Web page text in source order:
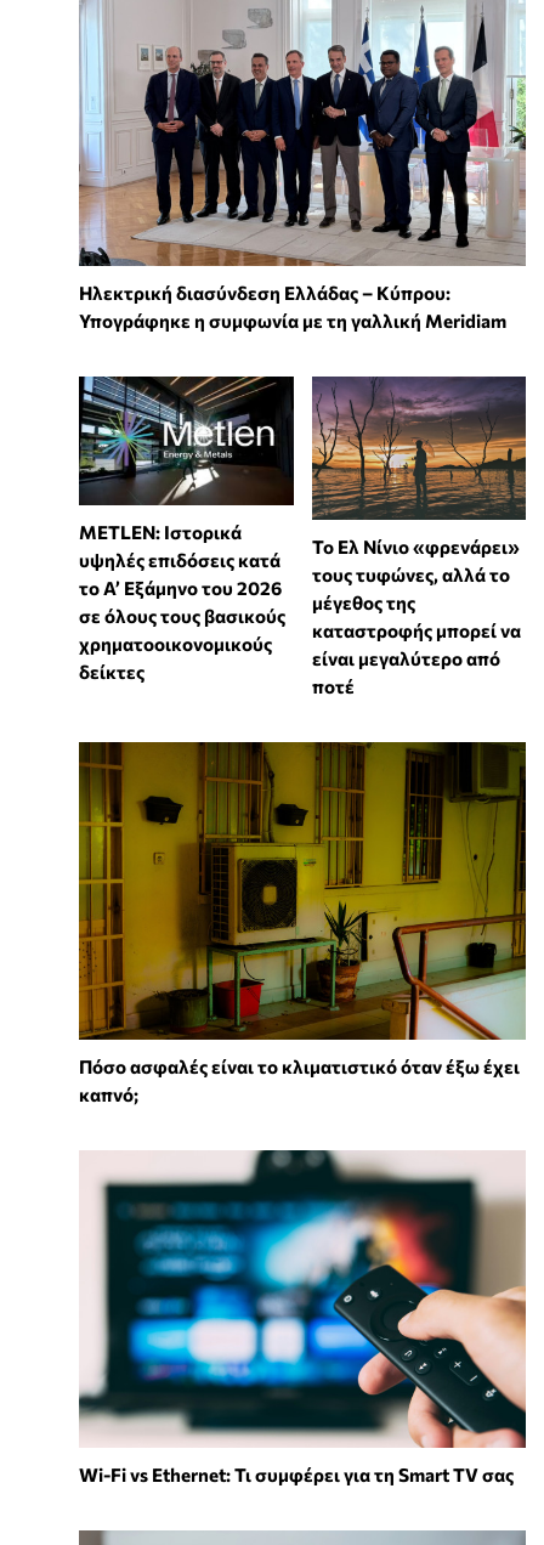
Ηλεκτρική διασύνδεση Ελλάδας – Κύπρου:
Υπογράφηκε η συμφωνία με τη γαλλική Meridiam
METLEN: Ιστορικά
υψηλές επιδόσεις κατά
το Α’ Εξάμηνο του 2026
σε όλους τους βασικούς
χρηματοοικονομικούς
δείκτες
Το Ελ Νίνιο «φρενάρει»
τους τυφώνες, αλλά το
μέγεθος της
καταστροφής μπορεί να
είναι μεγαλύτερο από
ποτέ
Πόσο ασφαλές είναι το κλιματιστικό όταν έξω έχει
καπνό;
Wi-Fi vs Ethernet: Τι συμφέρει για τη Smart TV σας